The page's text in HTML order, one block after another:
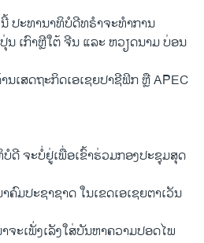
ປະທານາທິບໍດີທຣຳຈະທຳການ
ນ ເກົາຫຼີໃຕ້ ຈີນ ແລະ ຫວຽດນາມ ບ່ອນ
ເສດຖະກິດເອເຊຍປາຊີຟິກ ຫຼື APEC
ດີ ຈະບໍ່ຢູ່ເພື່ອເຂົ້າຮ່ວມກອງປະຊຸມສຸດ
ຄົມປະຊາຊາດ ໃນເຂດເອເຊຍຕາເວັນ
ະເພັ່ງເລັງໃສ່ບັນຫາຄວາມປອດໄພ